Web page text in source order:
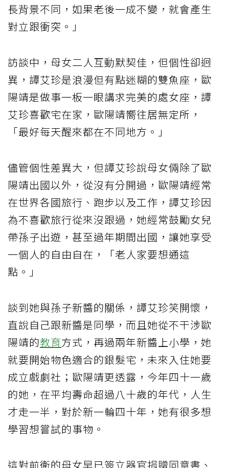
長背景不同，如果老後一成不變，就會產生
對立跟衝突。」
訪談中，母女二人互動默契佳，但個性卻迥
異，譚艾珍是浪漫但有點迷糊的雙魚座，歐
陽靖是做事一板一眼講求完美的處女座，譚
艾珍喜歡宅在家，歐陽靖嚮往居無定所，
「最好每天醒來都在不同地方。」
儘管個性差異大，但譚艾珍說母女倆除了歐
陽靖出國以外，從沒有分開過，歐陽靖經常
在世界各國旅行、跑步以及工作，譚艾珍因
為不喜歡旅行從來沒跟過，她經常鼓勵女兒
帶孫子出遊，甚至過年期間出國，讓她享受
一個人的自由自在，「老人家要想通這
點。」
談到她與孫子新醬的關係，譚艾珍笑開懷，
直說自己跟新醬是同學，而且她從不干涉歐
陽靖的教育方式，再過兩年新醬上小學，她
就要開始物色適合的銀髮宅，未來入住她要
成立戲劇社；歐陽靖更透露，今年四十一歲
的她，在平均壽命超過八十歲的年代，人生
才走一半，對於新一輪四十年，她有很多想
學習想嘗試的事物。
這對前衛的母女早已簽立器官捐贈同意書、